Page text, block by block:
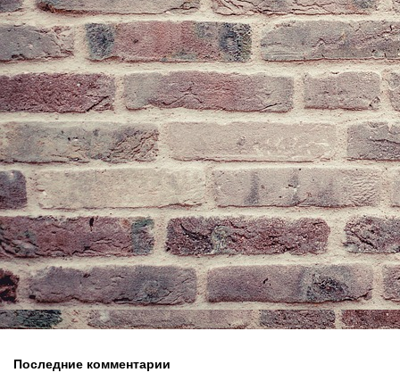
Последние комментарии